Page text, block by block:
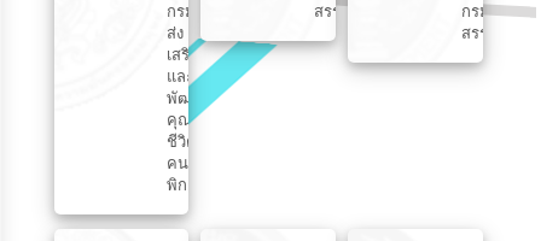
กรม
ส่ง
เสริม
และ
พัฒนา
คุณภาพ
ชีวิต
คน
พิการ
สรรพากร
กรม
สรรพากร